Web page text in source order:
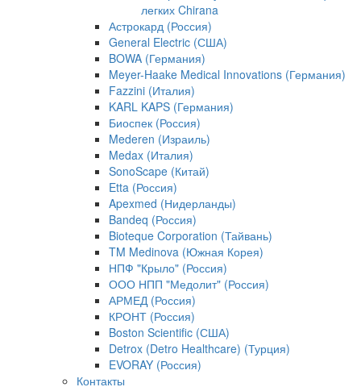
легких Chirana
Астрокард (Россия)
General Electric (США)
BOWA (Германия)
Meyer-Haake Medical Innovations (Германия)
Fazzini (Италия)
KARL KAPS (Германия)
Биоспек (Россия)
Mederen (Израиль)
Medax (Италия)
SonoScape (Китай)
Etta (Россия)
Apexmed (Нидерланды)
Bandeq (Россия)
Bioteque Corporation (Тайвань)
TM Medinova (Южная Корея)
НПФ "Крыло" (Россия)
ООО НПП "Медолит" (Россия)
АРМЕД (Россия)
КРОНТ (Россия)
Boston Scientific (США)
Detrox (Detro Healthcare) (Турция)
EVORAY (Россия)
Контакты